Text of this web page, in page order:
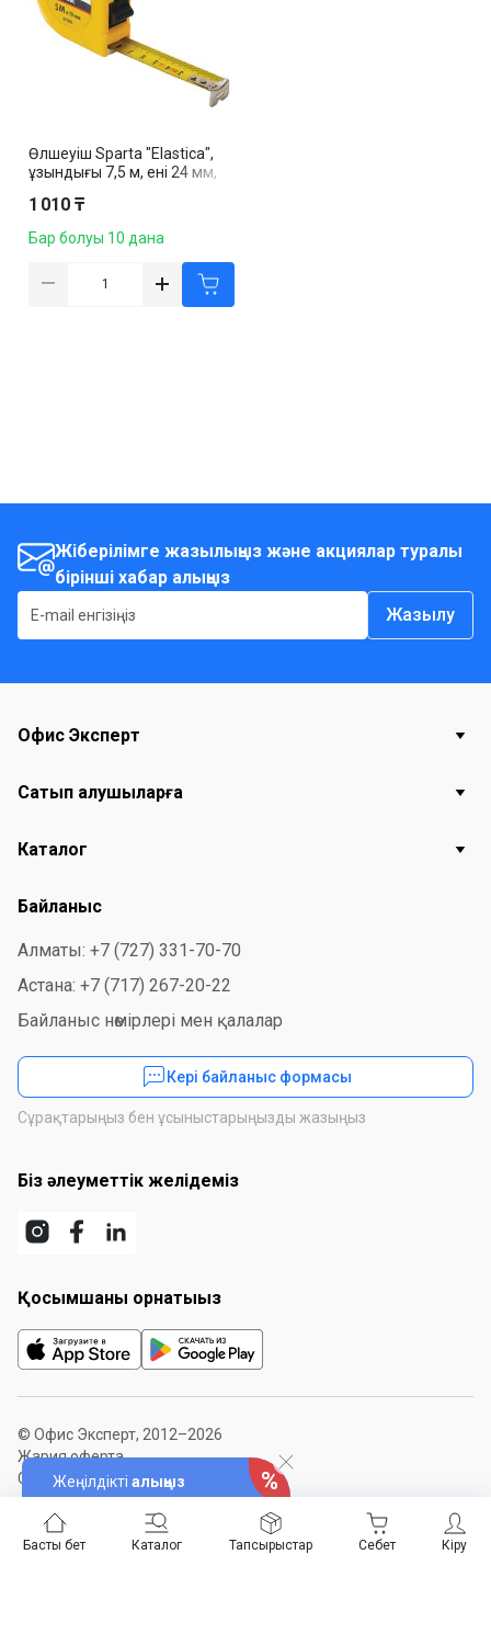
Басты бет Каталог Кіру
Тапсырыстар Себет
Өлшеуіш Sparta "Elastica",
ұзындығы 7,5 м, ені 24 мм,
1 010 ₸
Бар болуы 10 дана
Жіберілімге жазылыңыз және акциялар туралы
бірінші хабар алыңыз
Жазылу
Жеңілдікті алыңыз
Офис Эксперт
Сатып алушыларға
Каталог
Байланыс
Алматы: +7 (727) 331-70-70
Астана: +7 (717) 267-20-22
Байланыс нөмірлері мен қалалар
Кері байланыс формасы
Сұрақтарыңыз бен ұсыныстарыңызды жазыңыз
Біз әлеуметтік желідеміз
Қосымшаны орнатыңыз
© Офис Эксперт, 2012–2026
Жария оферта
Сайт картасы